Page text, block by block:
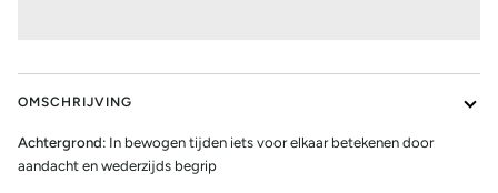
OMSCHRIJVING
Achtergrond: In bewogen tijden iets voor elkaar betekenen door
aandacht en wederzijds begrip